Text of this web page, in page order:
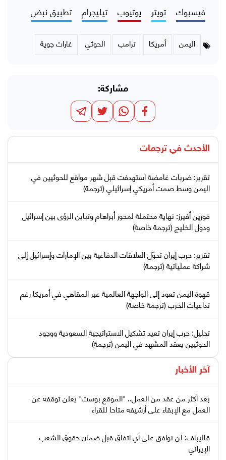
فيسبوك تويتر يوتيوب تيليجرام تطبيق نبض
اليمن أمريكا ترامب الحوثي غارات جوية
مشاركة:
الأحدث في ترجمات
تقرير: ضربات غامضة استهدفت قبل شهر مواقع للحوثيين في
اليمن وسط صمت أمريكي إسرائيلي (ترجمة)
فورين أفيرز: نهاية محتملة لمحور أبراهام وتباين الرؤى بين إسرائيل
ودول الخليج (ترجمة خاصة)
تقرير: حرب إيران تحوّل العلاقات الدفاعية بين الإمارات وإسرائيل إلى
شراكة عملياتية (ترجمة)
قهوة اليمن تعود إلى الواجهة العالمية عبر المقاهي في أمريكا رغم
تداعيات الحرب (ترجمة خاصة)
تحليل: حرب إيران تعيد تشكيل الاستراتيجية السعودية ووجود
الحوثيين يعقد المشهد في اليمن (ترجمة)
آخر الأخبار
بعد أكثر من عقد من العمل.. "الموقع بوست" يعلن توقفه عن
العمل مع الإبقاء على أرشيفه متاحا للقراء
قاليباف: لن نوافق على أي اتفاق قبل ضمان حقوق الشعب
الإيراني